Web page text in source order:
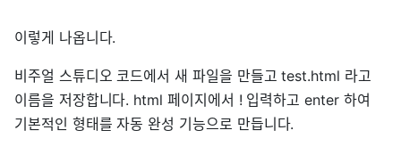
이렇게 나옵니다.
비주얼 스튜디오 코드에서 새 파일을 만들고 test.html 라고
이름을 저장합니다. html 페이지에서 ! 입력하고 enter 하여
기본적인 형태를 자동 완성 기능으로 만듭니다.